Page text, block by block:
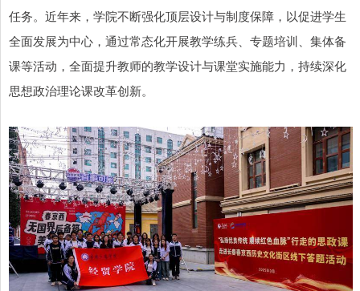
任务。近年来，学院不断强化顶层设计与制度保障，以促进学生
全面发展为中心，通过常态化开展教学练兵、专题培训、集体备
课等活动，全面提升教师的教学设计与课堂实施能力，持续深化
思想政治理论课改革创新。